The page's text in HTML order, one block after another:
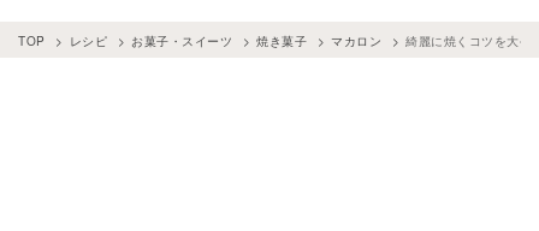
TOP レシピ お菓子・スイーツ 焼き菓子 マカロン 綺麗に焼くコツを大公